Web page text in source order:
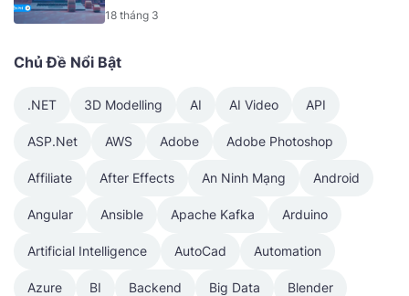
Nâng Cao [Mã - 6919 A]
18 tháng 3
Chủ Đề Nổi Bật
.NET 3D Modelling AI AI Video API
ASP.Net AWS Adobe Adobe Photoshop
Affiliate After Effects An Ninh Mạng Android
Angular Ansible Apache Kafka Arduino
Artificial Intelligence AutoCad Automation
Azure BI Backend Big Data Blender